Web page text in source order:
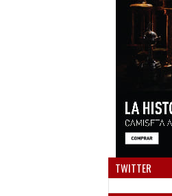
TWITTER